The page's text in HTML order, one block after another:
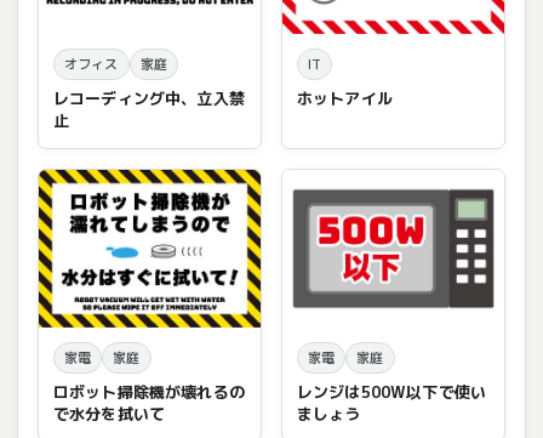
オフィス 家庭
レコーディング中、立入禁
止
IT
ホットアイル
家電 家庭
ロボット掃除機が壊れるの
で水分を拭いて
家電 家庭
レンジは500W以下で使い
ましょう